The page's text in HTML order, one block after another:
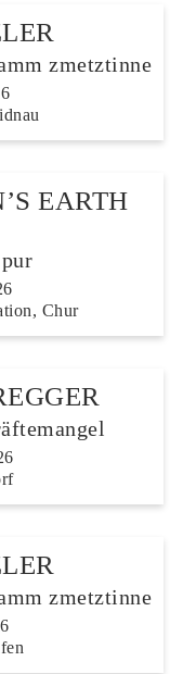
zmetztinne
EARTH
Chur
zmetztinne